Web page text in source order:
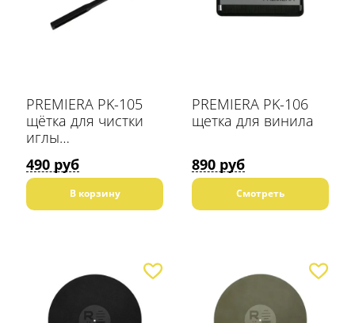
PREMIERA PK-105
щётка для чистки
иглы
В корзину
490 руб
PREMIERA PK-106
щетка для винила
Смотреть
890 руб